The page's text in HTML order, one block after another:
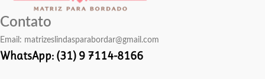
Contato
Email: matrizeslindasparabordar@gmail.com
WhatsApp: (31) 9 7114-8166